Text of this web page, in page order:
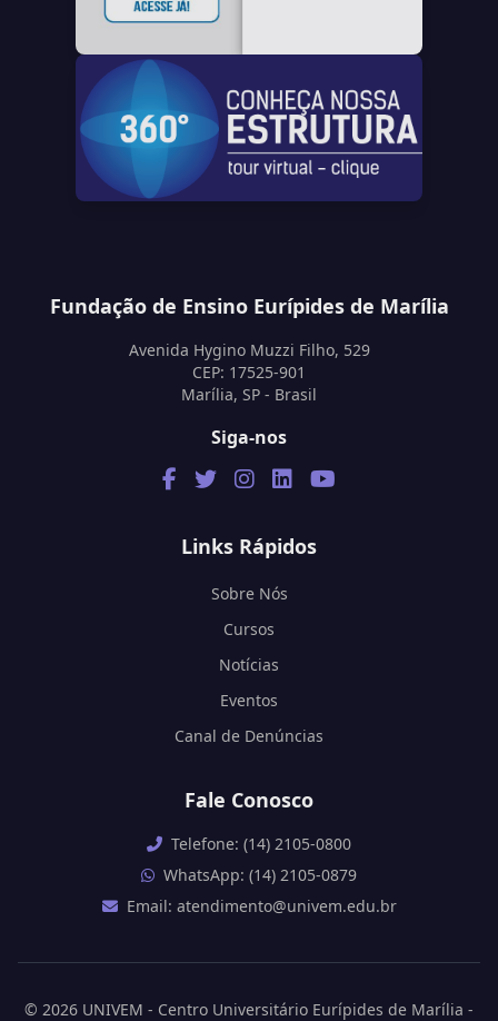
Fundação de Ensino Eurípides de Marília
Avenida Hygino Muzzi Filho, 529
CEP: 17525-901
Marília, SP - Brasil
Siga-nos
Links Rápidos
Sobre Nós
Cursos
Notícias
Eventos
Canal de Denúncias
Fale Conosco
Telefone: (14) 2105-0800
WhatsApp: (14) 2105-0879
Email: atendimento@univem.edu.br
© 2026 UNIVEM - Centro Universitário Eurípides de Marília -